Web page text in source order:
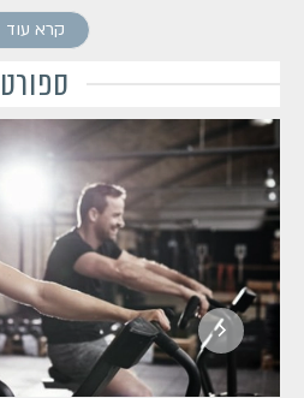
קרא עוד
ספורט